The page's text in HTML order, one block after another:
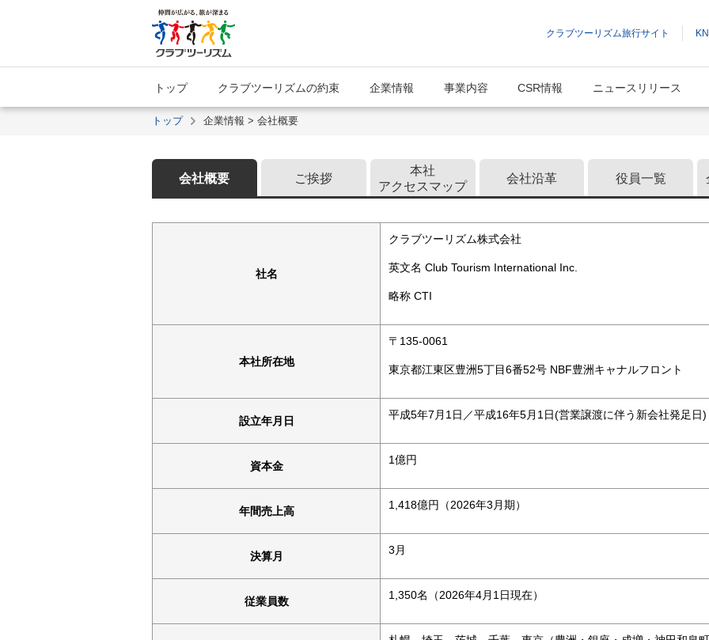
クラブツーリズム旅行サイト
トップ クラブツーリズムの約束 企業情報 事業内容 CSR情報 ニュースリリース
トップ 企業情報 > 会社概要
企業情報
会社概要 ご挨拶
本社
アクセスマップ
会社沿革 役員一覧
社名
クラブツーリズム株式会社
英文名 Club Tourism International Inc.
略称 CTI
本社所在地
〒135-0061
東京都江東区豊洲5丁目6番52号 NBF豊洲キャナルフロント
設立年月日 平成5年7月1日／平成16年5月1日(営業譲渡に伴う新会社発足日)
資本金 1億円
年間売上高 1,418億円（2026年3月期）
決算月 3月
従業員数 1,350名（2026年4月1日現在）